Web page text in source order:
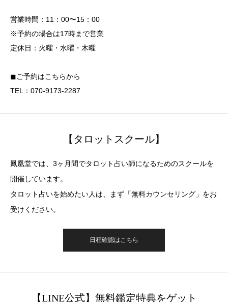
営業時間：11：00〜15：00
※予約の場合は17時まで営業
定休日：火曜・水曜・木曜
◼︎ご予約はこちらから
TEL：070-9173-2287
【タロットスクール】
鳳凰堂では、3ヶ月間でタロット占い師になるためのスクールを
開催しています。
タロット占いを始めたい人は、まず「無料カウンセリング」をお
受けください。
日程確認はこちら
【LINE公式】無料鑑定特典をゲット